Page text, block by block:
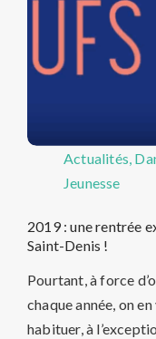
Actualités
Jeunesse
2019 : une rentrée
Saint-Denis !
Pourtant, à force
chaque année, on
habituer, à